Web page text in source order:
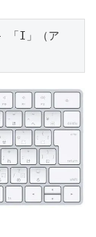
「I」（ア